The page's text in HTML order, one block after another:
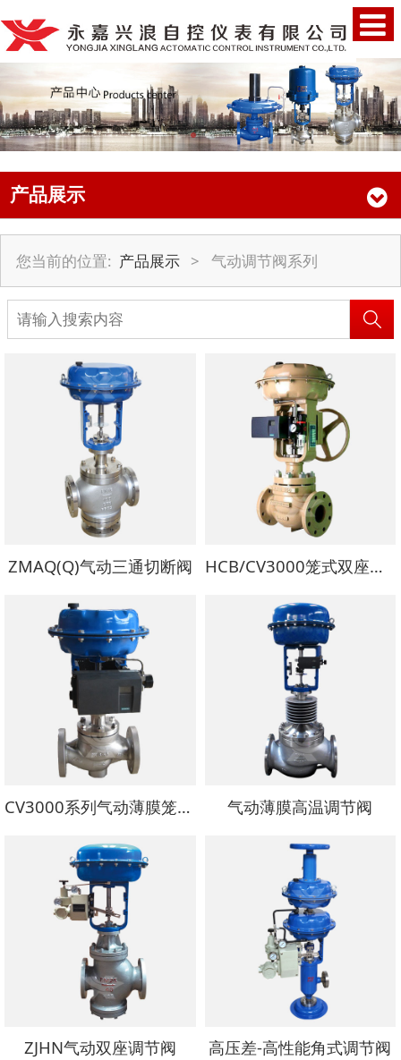
产品展示
您当前的位置: 产品展示 > 气动调节阀系列
ZMAQ(Q)气动三通切断阀 HCB/CV3000笼式双座调节阀
CV3000系列气动薄膜笼式调节阀 气动薄膜高温调节阀
ZJHN气动双座调节阀 高压差-高性能角式调节阀